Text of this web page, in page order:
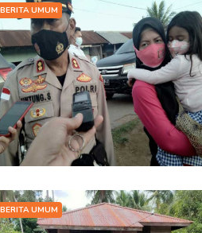
BERITA UMUM
BERITA UMUM